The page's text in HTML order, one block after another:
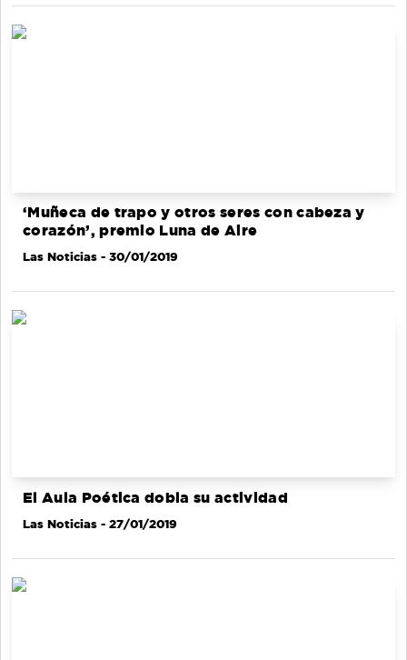
‘Muñeca de trapo y otros seres con cabeza y
corazón’, premio Luna de Aire
Las Noticias - 30/01/2019
El Aula Poética dobla su actividad
Las Noticias - 27/01/2019